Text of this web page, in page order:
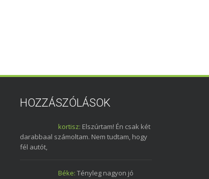
HOZZÁSZÓLÁSOK
kortisz: Elszúrtam! Én csak két
darabbaal számoltam. Nem tudtam, hogy
fél autót,
Béke: Tényleg nagyon jó